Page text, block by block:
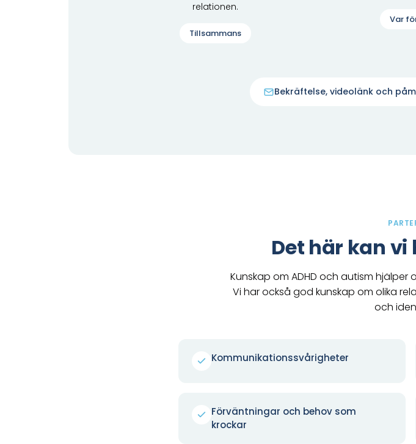
relationen.
Tillsammans
Var
Bekräftelse, videolänk och
Det här kan
Kunskap om ADHD och autism
Vi har också god kunskap om olika
och
Kommunikationssvårigheter
Förväntningar och behov som
krockar